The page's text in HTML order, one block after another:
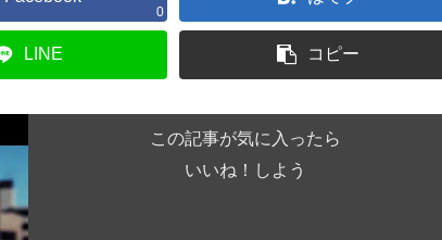
0
LINE コピー
この記事が気に入ったら
いいね！しよう